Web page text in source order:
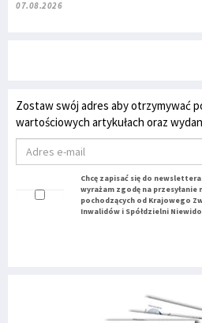
07.08.2026
Zostaw swój adres aby otrzymywać
wartościowych artykułach oraz
Chcę zapisać się do
wyrażam zgodę na
pochodzących od Krajowego
Inwalidów i Spółdzielni